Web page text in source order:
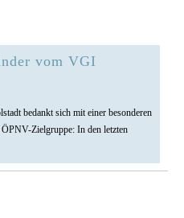
vom VGI
bedankt sich mit einer besonderen
Zielgruppe: In den letzten